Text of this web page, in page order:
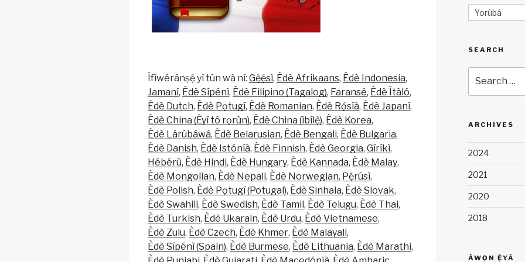
Ìfìwéránṣẹ́ yí tún wà ní: Gẹ̀ẹ́sì Èdè Afrikaans Èdè Indonesia
Jamaní Èdè Sípénì Èdè Filipino (Tagalog) Faransé Èdè Ìtàló
Èdè Dutch Èdè Pọtugí Èdè Romanian Èdè Rọ́síà Èdè Japaní
Èdè China (Èyí tó rọrùn) Èdè China (ìbílẹ̀) Èdè Korea
Èdè Lárúbáwá Èdè Belarusian Èdè Bengali Èdè Bulgaria
Èdè Danish Èdè Istóníà Èdè Finnish Èdè Georgia Gíríkì
Hébérù Èdè Hindi Èdè Hungary Èdè Kannada Èdè Malay
Èdè Mongolian Èdè Nepali Èdè Norwegian Pẹ́rúsì
Èdè Polish Èdè Pọtugí (Potugal) Èdè Sinhala Èdè Slovak
Èdè Swahili Èdè Swedish Èdè Tamil Èdè Telugu Èdè Thai
Èdè Turkish Èdè Ukarain Èdè Urdu Èdè Vietnamese
Èdè Zulu Èdè Czech Èdè Khmer Èdè Malayali
Èdè Sípénì (Spain) Èdè Burmese Èdè Lithuania Èdè Marathi
Yorùbá
SEARCH
for:
ARCHIVES
2024
2021
2020
2018
ÀWỌN Ẹ̀YÀ